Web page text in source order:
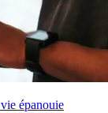
épanouie